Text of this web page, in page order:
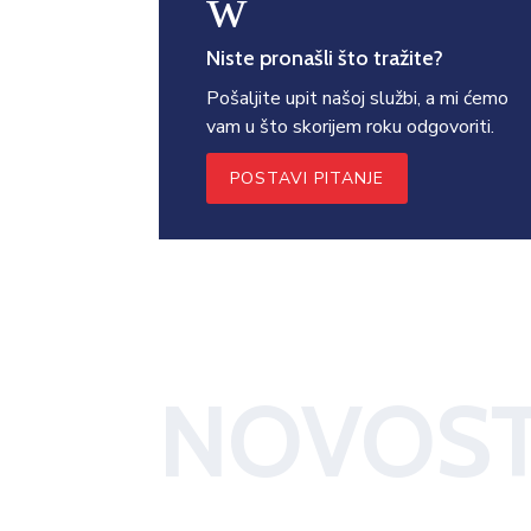
Niste pronašli što tražite?
Pošaljite upit našoj službi, a mi ćemo
vam u što skorijem roku odgovoriti.
POSTAVI PITANJE